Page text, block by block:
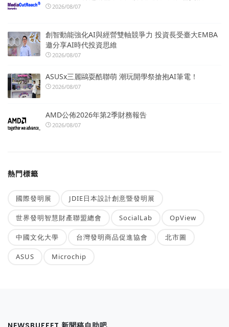
2026/08/07
創智動能強化AI與經營雙軸競爭力 投資長受臺大EMBA
邀分享AI時代投資思維
2026/08/07
ASUSx三麗鷗耍酷聯萌 潮玩開學祭搶抱AI筆電！
2026/08/07
AMD公佈2026年第2季財務報告
2026/08/07
熱門標籤
國際發明展 JDIE日本設計創意暨發明展
世界發明智慧財產聯盟總會 SocialLab OpView
中國文化大學 台灣發明商品促進協會 北市圖
ASUS Microchip